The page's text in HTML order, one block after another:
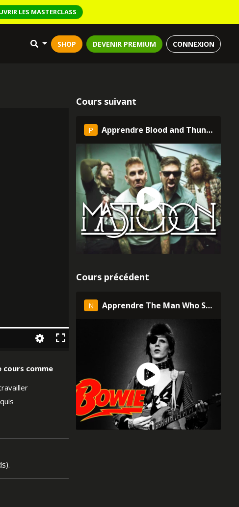
LES MASTERCLASS
SHOP DEVENIR PREMIUM CONNEXION
cours comme
Cours suivant
P Apprendre Blood and Thunder de Mastodon à la guitare
Cours précédent
N Apprendre The Man Who Sold The World de David Bowie à la guitare